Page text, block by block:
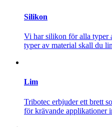
Silikon
Vi har silikon för alla typer
typer av material skall du
Lim
Tribotec erbjuder ett brett
för krävande applikationer